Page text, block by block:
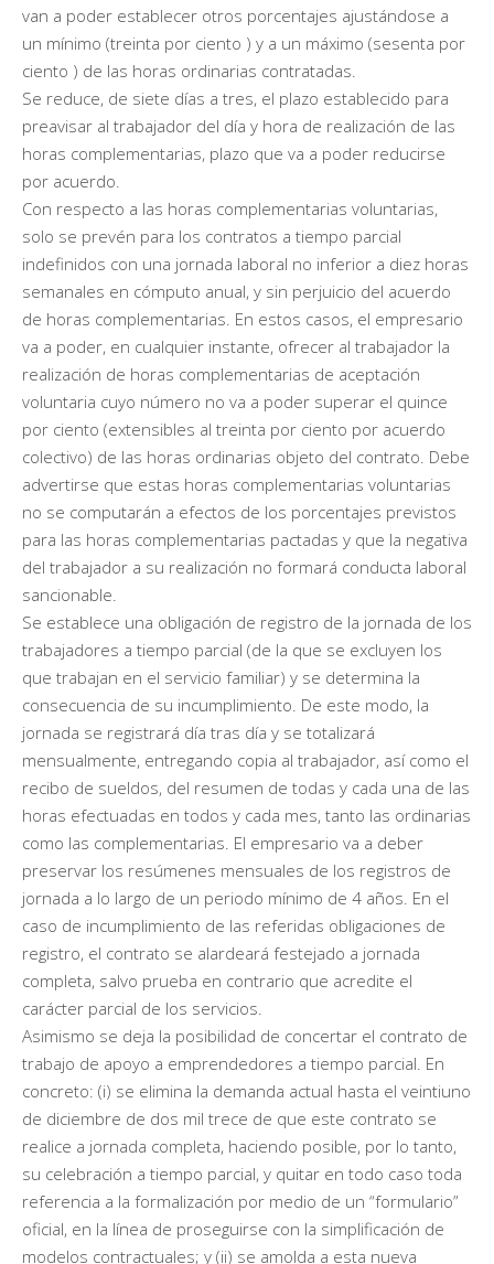
van a poder establecer otros porcentajes ajustándose a
un mínimo (treinta por ciento ) y a un máximo (sesenta por
ciento ) de las horas ordinarias contratadas.
Se reduce, de siete días a tres, el plazo establecido para
preavisar al trabajador del día y hora de realización de las
horas complementarias, plazo que va a poder reducirse
por acuerdo.
Con respecto a las horas complementarias voluntarias,
solo se prevén para los contratos a tiempo parcial
indefinidos con una jornada laboral no inferior a diez horas
semanales en cómputo anual, y sin perjuicio del acuerdo
de horas complementarias. En estos casos, el empresario
va a poder, en cualquier instante, ofrecer al trabajador la
realización de horas complementarias de aceptación
voluntaria cuyo número no va a poder superar el quince
por ciento (extensibles al treinta por ciento por acuerdo
colectivo) de las horas ordinarias objeto del contrato. Debe
advertirse que estas horas complementarias voluntarias
no se computarán a efectos de los porcentajes previstos
para las horas complementarias pactadas y que la negativa
del trabajador a su realización no formará conducta laboral
sancionable.
Se establece una obligación de registro de la jornada de los
trabajadores a tiempo parcial (de la que se excluyen los
que trabajan en el servicio familiar) y se determina la
consecuencia de su incumplimiento. De este modo, la
jornada se registrará día tras día y se totalizará
mensualmente, entregando copia al trabajador, así como el
recibo de sueldos, del resumen de todas y cada una de las
horas efectuadas en todos y cada mes, tanto las ordinarias
como las complementarias. El empresario va a deber
preservar los resúmenes mensuales de los registros de
jornada a lo largo de un periodo mínimo de 4 años. En el
caso de incumplimiento de las referidas obligaciones de
registro, el contrato se alardeará festejado a jornada
completa, salvo prueba en contrario que acredite el
carácter parcial de los servicios.
Asimismo se deja la posibilidad de concertar el contrato de
trabajo de apoyo a emprendedores a tiempo parcial. En
concreto: (i) se elimina la demanda actual hasta el veintiuno
de diciembre de dos mil trece de que este contrato se
realice a jornada completa, haciendo posible, por lo tanto,
su celebración a tiempo parcial, y quitar en todo caso toda
referencia a la formalización por medio de un “formulario”
oficial, en la línea de proseguirse con la simplificación de
modelos contractuales; y (ii) se amolda a esta nueva